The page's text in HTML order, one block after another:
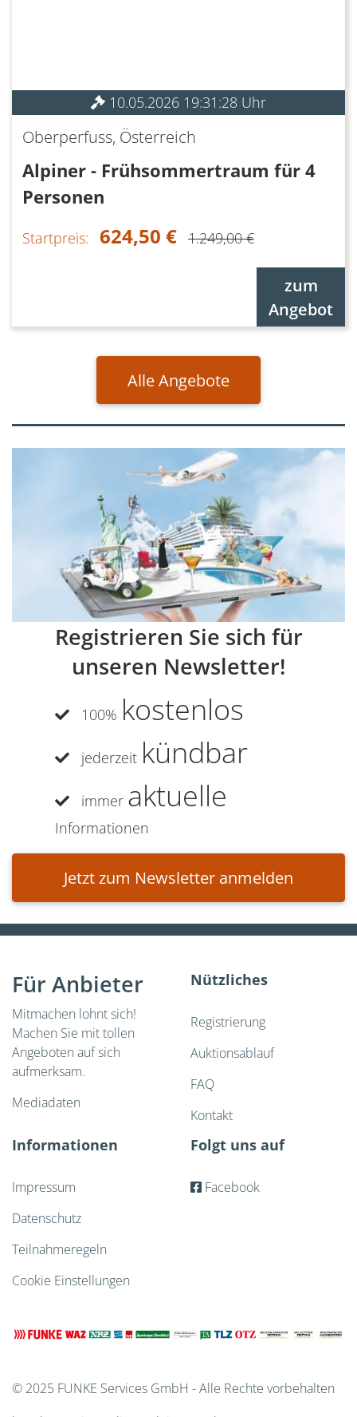
10.05.2026 19:31:28 Uhr
Oberperfuss, Österreich
Alpiner - Frühsommertraum für 4
Personen
Startpreis: 624,50 € 1.249,00 €
zum
Angebot
Alle Angebote
Registrieren Sie sich für
unseren Newsletter!
100% kostenlos
jederzeit kündbar
immer aktuelle
Informationen
Jetzt zum Newsletter anmelden
Für Anbieter
Mitmachen lohnt sich!
Machen Sie mit tollen
Angeboten auf sich
aufmerksam.
Mediadaten
Nützliches
Registrierung
Auktionsablauf
FAQ
Kontakt
Informationen
Impressum
Datenschutz
Teilnahmeregeln
Cookie Einstellungen
Folgt uns auf
Facebook
© 2025 FUNKE Services GmbH - Alle Rechte vorbehalten